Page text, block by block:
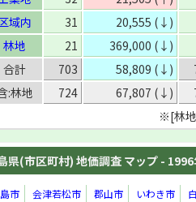
域内
31
20,555 (↓)
林地
21
369,000 (↓)
合計
703 58,809 (↓)
:林地
724 67,807 (↓)
※[林
県(市区町村) 地価調査 マップ -
市 会津若松市 郡山市 いわき市